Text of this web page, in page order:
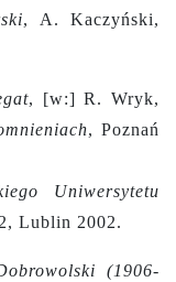
, A. Kaczyński,
, [w:] R. Wryk,
, Poznań
Uniwersytetu
Lublin 2002.
(1906-